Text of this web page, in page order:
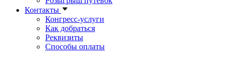
Контакты
Конгресс-услуги
Как добраться
Реквизиты
Способы оплаты